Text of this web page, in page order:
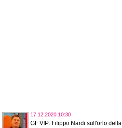
17.12.2020 10:30
GF VIP: Filippo Nardi sull'orlo della